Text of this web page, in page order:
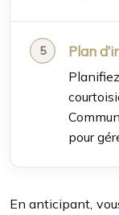
Plan
pour
En anticipant,